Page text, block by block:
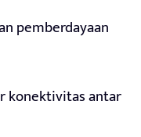
pemberdayaan
konektivitas antar